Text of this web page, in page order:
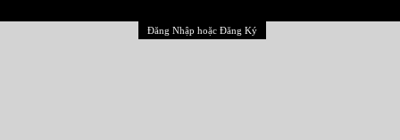
Đăng Nhập hoặc Đăng Ký